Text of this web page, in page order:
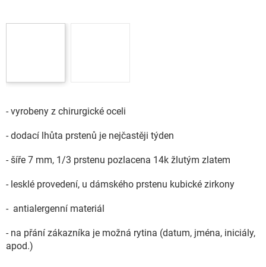
- vyrobeny z chirurgické oceli
- dodací lhůta prstenů je nejčastěji týden
- šíře 7 mm, 1/3 prstenu pozlacena 14k žlutým zlatem
- lesklé provedení, u dámského prstenu kubické zirkony
- antialergenní materiál
- na přání zákazníka je možná rytina (datum, jména, iniciály,
apod.)